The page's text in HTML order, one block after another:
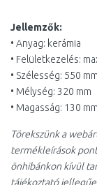
Jellemzők:
• Anyag: kerámia
• Felületkezelés:
• Szélesség: 550 mm
• Mélység: 320 mm
• Magasság: 130 mm
Törekszünk a
termékleírások
önhibánkon kívül
tájékoztató